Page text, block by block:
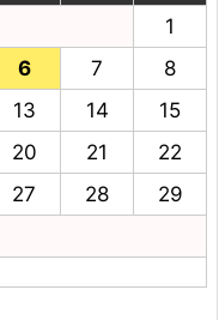
1
6 7
8
13 14
15
20 21
22
27 28
29